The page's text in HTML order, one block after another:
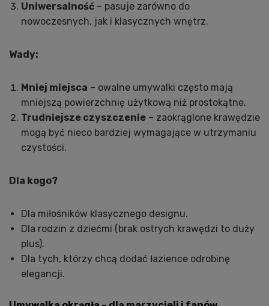
Uniwersalność – pasuje zarówno do
nowoczesnych, jak i klasycznych wnętrz.
Wady:
Mniej miejsca – owalne umywalki często mają
mniejszą powierzchnię użytkową niż prostokątne.
Trudniejsze czyszczenie – zaokrąglone krawędzie
mogą być nieco bardziej wymagające w utrzymaniu
czystości.
Dla kogo?
Dla miłośników klasycznego designu.
Dla rodzin z dziećmi (brak ostrych krawędzi to duży
plus).
Dla tych, którzy chcą dodać łazience odrobinę
elegancji.